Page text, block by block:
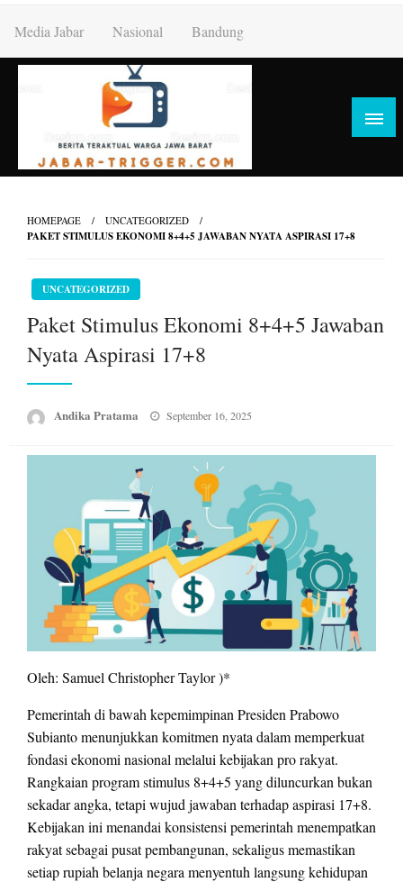
content
Media Jabar Nasional Bandung
HOMEPAGE UNCATEGORIZED
PAKET STIMULUS EKONOMI 8+4+5 JAWABAN NYATA ASPIRASI 17+8
UNCATEGORIZED
Paket Stimulus Ekonomi 8+4+5 Jawaban
Nyata Aspirasi 17+8
Andika Pratama
Posted
September 16, 2025
Oleh: Samuel Christopher Taylor )*
Pemerintah di bawah kepemimpinan Presiden Prabowo
Subianto menunjukkan komitmen nyata dalam memperkuat
fondasi ekonomi nasional melalui kebijakan pro rakyat.
Rangkaian program stimulus 8+4+5 yang diluncurkan bukan
sekadar angka, tetapi wujud jawaban terhadap aspirasi 17+8.
Kebijakan ini menandai konsistensi pemerintah menempatkan
rakyat sebagai pusat pembangunan, sekaligus memastikan
setiap rupiah belanja negara menyentuh langsung kehidupan